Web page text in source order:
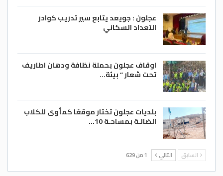
عجلون : جويعد يتابع سير تدريب كوادر
التعداد السكاني
اوقاف عجلون بحملة نظافة ودهان اطاريف
تحت شعار ” بيئة…
بلديات عجلون تختار موقعًا كمأوى للكلاب
الضالـة بمساحـة 10…
السابق التالي 1 من 629